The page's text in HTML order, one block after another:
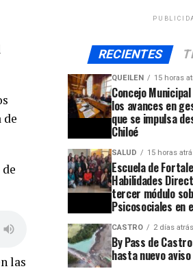
de
las
RECIENTES
QUEILEN 15 horas
Concejo
los avances en
que se impulsa
Chiloé
SALUD 15 horas
Escuela de
Habilidades
tercer módulo
Psicosociales en
CASTRO 2 días atrás
By Pass de
hasta nuevo aviso